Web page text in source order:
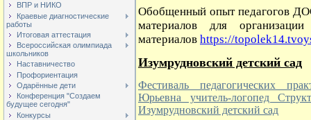
ВПР и НИКО
Краевые диагностические
работы
Итоговая аттестация
Всероссийская олимпиада
школьников
Наставничество
Профориентация
Одарённые дети
Конференция "Создаем
будущее сегодня"
Конкурсы
Обобщенный опыт педагогов
материалов для
материалов https://
Изумрудновский детский сад
Фестиваль педагогических
Юрьевна учитель-логопед
Изумрудновский детский сад